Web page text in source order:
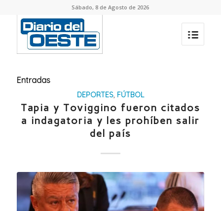
Sábado, 8 de Agosto de 2026
Entradas
DEPORTES, FÚTBOL
Tapia y Toviggino fueron citados
a indagatoria y les prohíben salir
del país